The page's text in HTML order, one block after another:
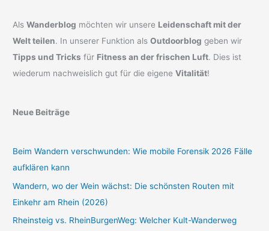
AlsWanderblog möchten wir unsere Leidenschaft mit der
Welt teilen. In unserer Funktion alsOutdoorblog geben wir
Tipps und Tricks für Fitness an der frischen Luft. Dies ist
wiederum nachweislich gut für die eigeneVitalität!
Neue Beiträge
Beim Wandern verschwunden: Wie mobile Forensik 2026 Fälle
aufklären kann
Wandern, wo der Wein wächst: Die schönsten Routen mit
Einkehr am Rhein (2026)
Rheinsteig vs. RheinBurgenWeg: Welcher Kult-Wanderweg